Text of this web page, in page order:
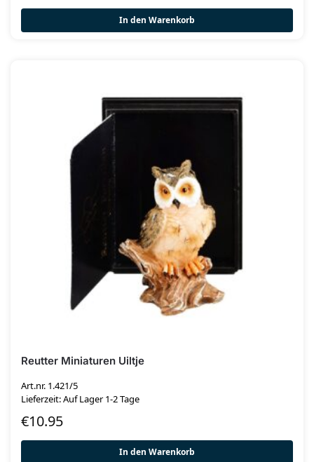
In den Warenkorb
Reutter Miniaturen Uiltje
Art.nr. 1.421/5
Lieferzeit: Auf Lager 1-2 Tage
€10.95
In den Warenkorb